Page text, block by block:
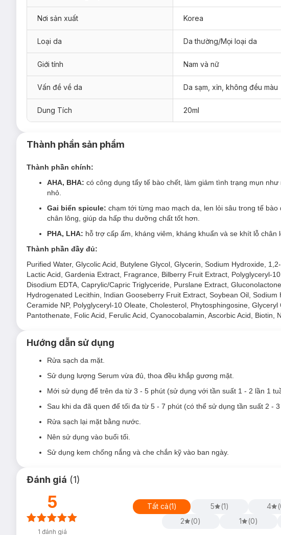
Loại da phù hợp:
Sản phẩm thích hợp cho mọi loại da.
Có thể dùng cho vùng da dưới cánh tay, các vùng da thâm sạm dày
Giải pháp cho tình trạng da:
Muốn tẩy tế bào chết loại bỏ lớp sừng làm đều màu da.
Gặp tình trạng mụn đầu đen.
Nơi sản xuất Korea
Loại da Da thường/Mọi loại da
Giới tính Nam và nữ
Vấn đề về da Da sạm, xỉn, không đều màu
Dung Tích 20ml
Thành phần sản phẩm
Thành phần chính:
AHA, BHA: có công dụng tẩy tế bào chết, làm giảm tình trạng mụn
nhỏ.
Gai biển spicule: chạm tới từng mao mạch da, len lỏi sâu trong tế
chân lông, giúp da hấp thu dưỡng chất tốt hơn.
PHA, LHA: hỗ trợ cấp ẩm, kháng viêm, kháng khuẩn và se khít lỗ chân
Thành phần đầy đủ:
Purified Water, Glycolic Acid, Butylene Glycol, Glycerin, Sodium Hydroxide,
Lactic Acid, Gardenia Extract, Fragrance, Bilberry Fruit Extract, Polyglyceryl-
Disodium EDTA, Caprylic/Capric Triglyceride, Purslane Extract,
Hydrogenated Lecithin, Indian Gooseberry Fruit Extract, Soybean Oil,
Ceramide NP, Polyglyceryl-10 Oleate, Cholesterol, Phytosphingosine,
Pantothenate, Folic Acid, Ferulic Acid, Cyanocobalamin, Ascorbic Acid, Biotin,
Hướng dẫn sử dụng
Rửa sạch da mặt.
Sử dụng lượng Serum vừa đủ, thoa đều khắp gương mặt.
Mới sử dụng để trên da từ 3 - 5 phút (sử dụng với tần suất 1 - 2 lần 1
Sau khi da đã quen để tối đa từ 5 - 7 phút (có thể sử dụng tần suất 2 - 3
Rửa sạch lại mặt bằng nước.
Nên sử dụng vào buổi tối.
Sử dụng kem chống nắng và che chắn kỹ vào ban ngày.
Đánh giá (1)
5
1 đánh giá
Tất cả(1) 5 (1) 4 (
2
(0) 1 (0)